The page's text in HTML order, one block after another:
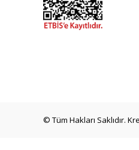
© Tüm Hakları Saklıdır.